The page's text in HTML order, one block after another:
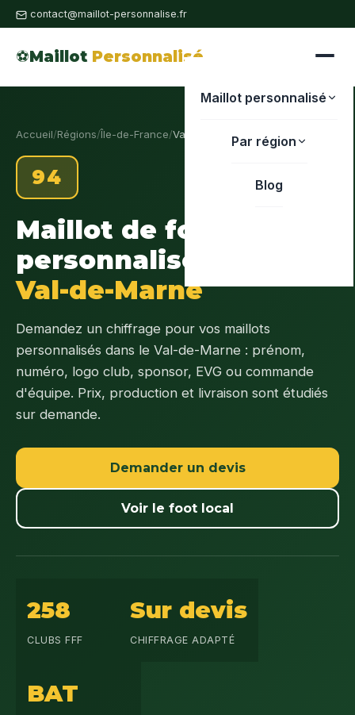
contact@maillot-personnalise.fr
⚽Maillot Personnalisé
Maillot personnalisé
Par région
Blog
Accueil/Régions/Île-de-France/Val-de-Marne
94
Maillot de foot
personnalisé
Val-de-Marne
Demandez un chiffrage pour vos maillots
personnalisés dans le Val-de-Marne : prénom,
numéro, logo club, sponsor, EVG ou commande
d'équipe. Prix, production et livraison sont étudiés
sur demande.
Demander un devis
Voir le foot local
258
CLUBS FFF
Sur devis
CHIFFRAGE ADAPTÉ
BAT